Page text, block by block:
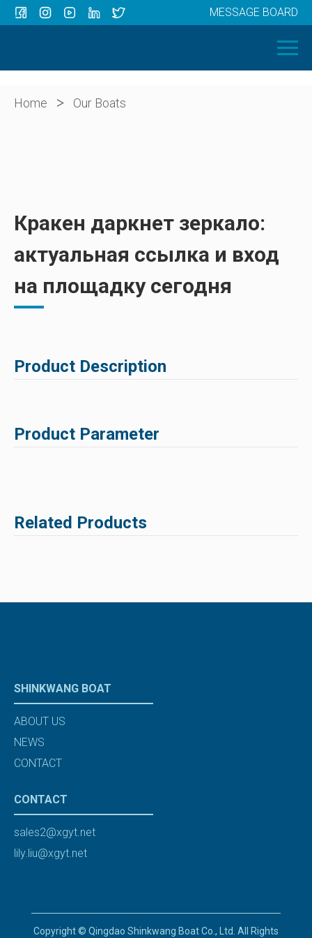
OUR BOATS
ABOUT US
MESSAGE BOARD
Home > Our Boats
Кракен даркнет зеркало:
актуальная ссылка и вход
на площадку сегодня
Product Description
Product Parameter
Related Products
SHINKWANG BOAT
ABOUT US
NEWS
CONTACT
CONTACT
sales2@xgyt.net
lily.liu@xgyt.net
Copyright © Qingdao Shinkwang Boat Co., Ltd. All Rights